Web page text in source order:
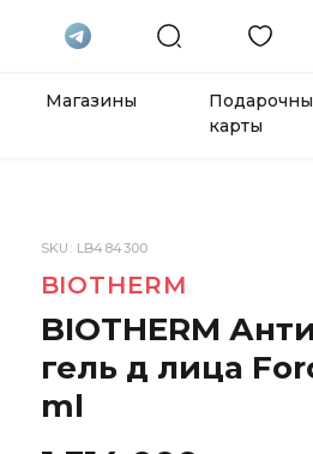
Магазины
карты
SKU: LB484300
BIOTHERM
BIOTHERM
гель д лица
ml